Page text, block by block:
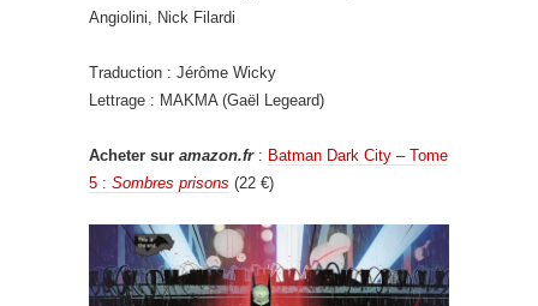
Angiolini, Nick Filardi
Traduction : Jérôme Wicky
Lettrage : MAKMA (Gaël Legeard)
Acheter sur amazon.fr: Batman Dark City – Tome
5 : Sombres prisons (22 €)